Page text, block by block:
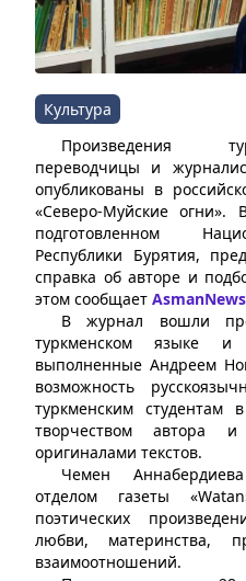
Культура
Произведения
переводчицы и
опубликованы в
«Северо-Муйские огни».
подготовленном
Республики Бурятия,
справка об авторе и
этом сообщает AsmanNews
В журнал вошли
туркменском языке
выполненные Андреем
возможность
туркменским студентам
творчеством автора
оригиналами текстов.
Чемен
отделом газеты
поэтических
любви, материнства,
взаимоотношений.